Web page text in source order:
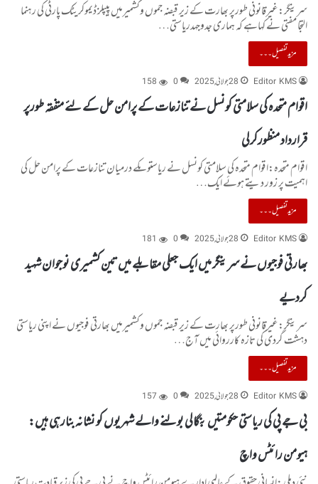
سرینگر:غیرقانونی طورپر بھارت کے زیر قبضہ جموں وکشمیرمیں پیپلز ڈیموکریٹک پارٹی کی رہنما
التجا مفتی نے کہاہے کہ ہماری جدوجہدریاستی…
مزید تفصیل۔۔۔
Editor KMS 28 جولائی, 2025 0
158
اقوام متحدہ کی سلامتی کونسل نے تنازعات کے پرامن حل کے لئے متفقہ طورپر
قرارداد منظورکرلی
اقوام متحدہ:اقوام متحدہ کی سلامتی کونسل نے ریاستوںکے درمیان تنازعات کے پرامن حل کی
اہمیت پر زور دیتے ہوئے ایک…
مزید تفصیل۔۔۔
Editor KMS 28 جولائی, 2025 0
181
بھارتی فوجیوں نے سرینگر میں ایک جعلی مقابلے میں تین کشمیری نوجوان شہید
کردیے
سرینگر:غیرقانونی طورپر بھارت کے زیر قبضہ جموں وکشمیرمیں بھارتی فوجیوں نے اپنی ریاستی
دہشت گردی کی تازہ کارروائی میں آج…
مزید تفصیل۔۔۔
Editor KMS 28 جولائی, 2025 0
157
بی جے پی کی ریاستی حکومتیں بنگالی بولنے والے شہریوں کو نشانہ بنارہی ہیں:
ہیومن رائٹس واچ